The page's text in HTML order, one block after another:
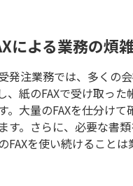
による業務の煩
発注業務では、多くの
、紙のFAXで受け取っ
。大量のFAXを仕分け
す。さらに、必要な書
FAXを使い続けること